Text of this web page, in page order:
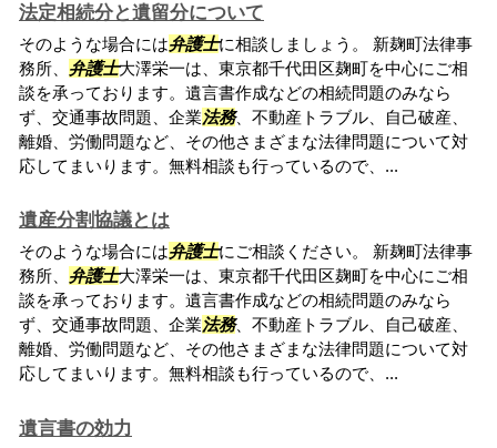
法定相続分と遺留分について
そのような場合には弁護士に相談しましょう。 新麹町法律事
務所、 弁護士大澤栄一は、東京都千代田区麹町を中心にご相
談を承っております。遺言書作成などの相続問題のみなら
ず、交通事故問題、企業法務、不動産トラブル、自己破産、
離婚、労働問題など、その他さまざまな法律問題について対
応してまいります。無料相談も行っているので、...
遺産分割協議とは
そのような場合には弁護士にご相談ください。 新麹町法律事
務所、 弁護士大澤栄一は、東京都千代田区麹町を中心にご相
談を承っております。遺言書作成などの相続問題のみなら
ず、交通事故問題、企業法務、不動産トラブル、自己破産、
離婚、労働問題など、その他さまざまな法律問題について対
応してまいります。無料相談も行っているので、...
遺言書の効力